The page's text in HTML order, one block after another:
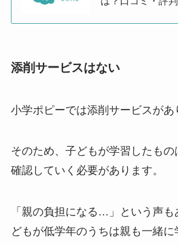
添削サービスはない
小学ポピーでは添削サービスがあ
そのため、子どもが学習したも
確認していく必要があります。
「親の負担になる…」という声
どもが低学年のうちは親も一緒に